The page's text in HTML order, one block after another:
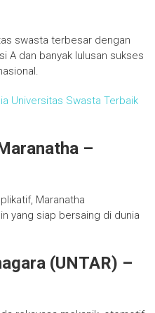
swasta terbesar dengan
A dan banyak lulusan sukses
Universitas Swasta Terbaik
–
Maranatha
yang siap bersaing di dunia
(UNTAR) –